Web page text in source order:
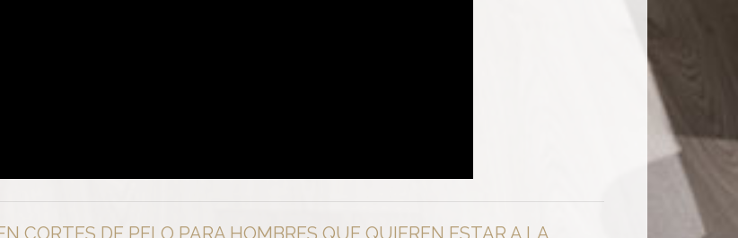
CORTES DE PELO PARA HOMBRES QUE QUIEREN ESTAR A LA